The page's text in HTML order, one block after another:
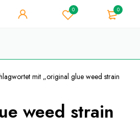
0 0
mit „original glue weed strain
weed strain
- Holen Sie
auf jeden